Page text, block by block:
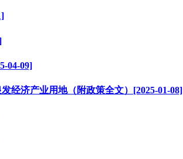
04-09]
经济产业用地（附政策全文）[2025-01-08]